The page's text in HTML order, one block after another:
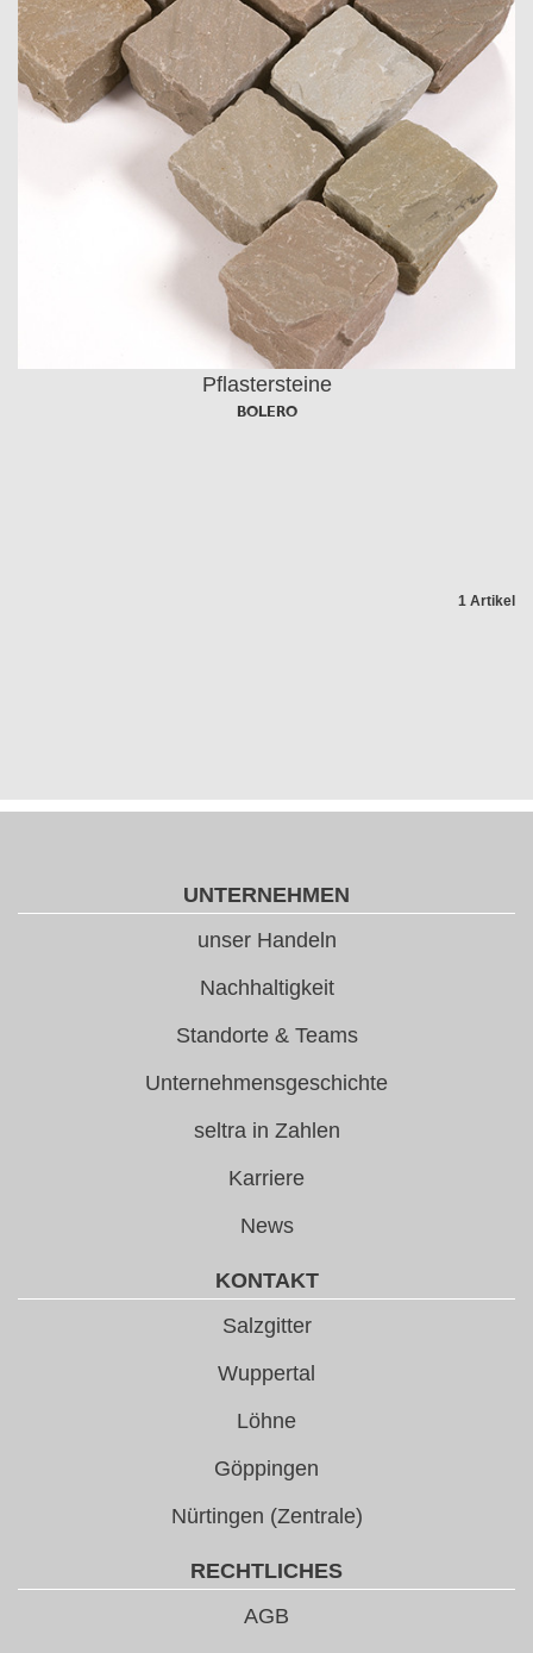
Pflastersteine
BOLERO
1 Artikel
UNTERNEHMEN
unser Handeln
Nachhaltigkeit
Standorte & Teams
Unternehmensgeschichte
seltra in Zahlen
Karriere
News
KONTAKT
Salzgitter
Wuppertal
Löhne
Göppingen
Nürtingen (Zentrale)
RECHTLICHES
AGB